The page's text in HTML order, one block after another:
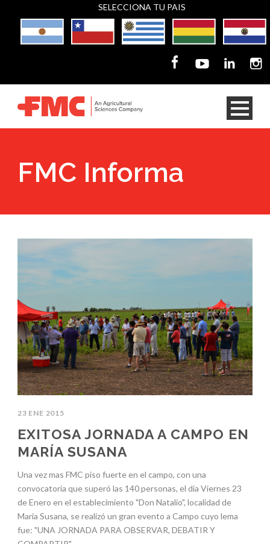
SELECCIONA TU PAIS
FMC Informa
23 ENE 2015
EXITOSA JORNADA A CAMPO EN
MARÍA SUSANA
Una vez mas FMC piso fuerte en el campo, con una
convocatoria que superó las 140 personas, el día Viernes 23
de Enero en el establecimiento "Don Natalio", localidad de
Maria Susana, se realizó un gran evento a Campo cuyo lema
fue: "UNA JORNADA PARA OBSERVAR, DEBATIR Y